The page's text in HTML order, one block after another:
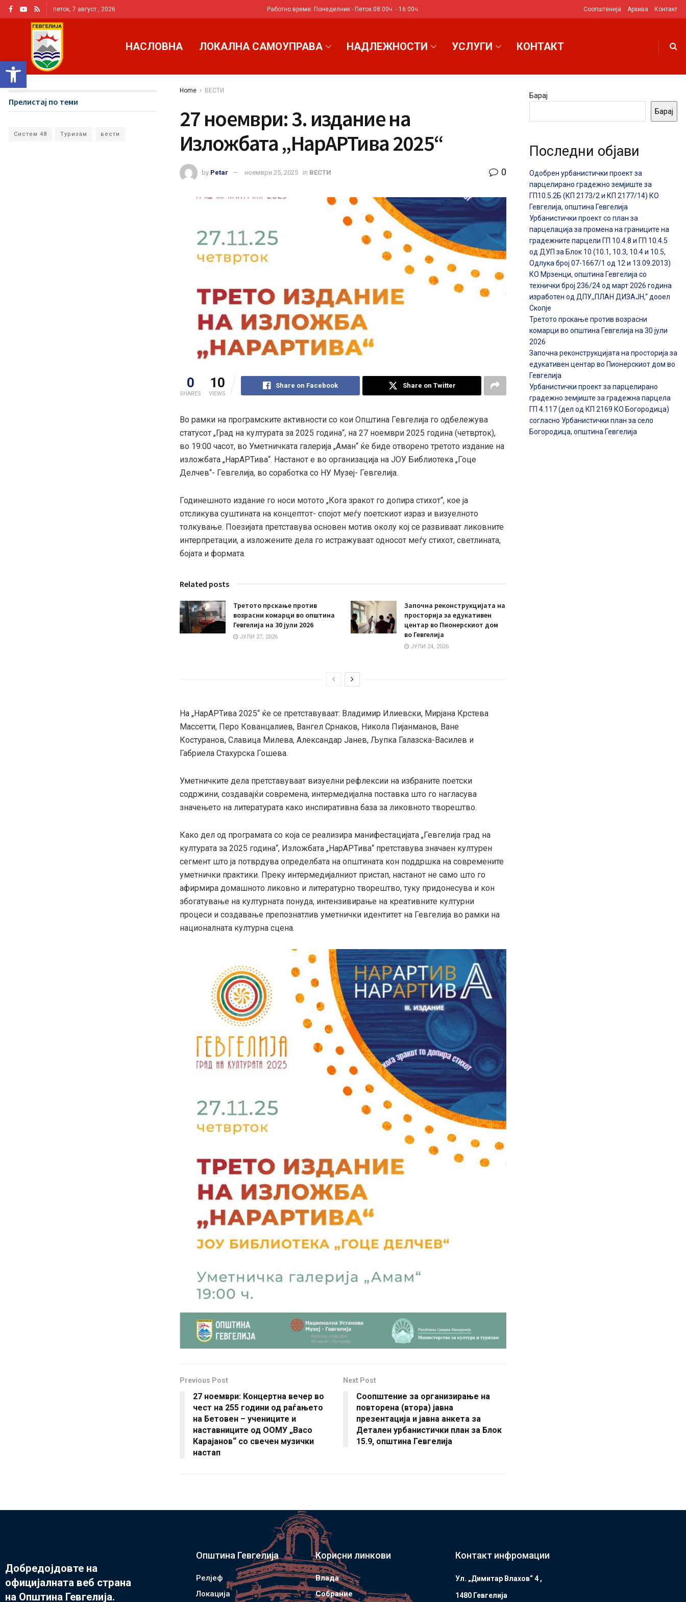
Open toolbar
петок, 7 август , 2026 Работно време: Понеделник - Петок 08:00ч. - 16:00ч. Соопштенија Архива Контакт
НАСЛОВНА ЛОКАЛНА САМОУПРАВА НАДЛЕЖНОСТИ УСЛУГИ КОНТАКТ
Home ВЕСТИ
27 ноември: 3. издание на
Изложбата „НарАРТива 2025“
by Petar ноември 25, 2025 in ВЕСТИ 0
0
SHARES
10
VIEWS
Share on Facebook Share on Twitter
Во рамки на програмските активности со кои Општина Гевгелија го одбележува
статусот „Град на културата за 2025 година“, на 27 ноември 2025 година (четврток),
во 19:00 часот, во Уметничката галерија „Аман“ ќе биде отворено третото издание на
изложбата „НарАРТива“. Настанот е во организација на ЈОУ Библиотека „Гоце
Делчев“- Гевгелија, во соработка со НУ Музеј- Гевгелија.
Годинешното издание го носи мотото „Кога зракот го допира стихот“, кое ја
отсликува суштината на концептот- спојот меѓу поетскиот израз и визуелното
толкување. Поезијата претставува основен мотив околу кој се развиваат ликовните
интерпретации, а изложените дела го истражуваат односот меѓу стихот, светлината,
бојата и формата.
Related posts
Третото прскање против
возрасни комарци во општина
Гевгелија на 30 јули 2026
ЈУЛИ 27, 2026
Започна реконструкцијата на
просторија за едукативен
центар во Пионерскиот дом
во Гевгелија
ЈУЛИ 24, 2026
На „НарАРТива 2025“ ќе се претставуваат: Владимир Илиевски, Мирјана Крстева
Массетти, Перо Кованцалиев, Вангел Срнаков, Никола Пијанманов, Ване
Костуранов, Славица Милева, Александар Јанев, Љупка Галазска-Василев и
Габриела Стахурска Гошева.
Уметничките дела претставуваат визуелни рефлексии на избраните поетски
содржини, создавајќи современа, интермедијална поставка што го нагласува
значењето на литературата како инспиративна база за ликовното творештво.
Како дел од програмата со која се реализира манифестацијата „Гевгелија град на
културата за 2025 година“, Изложбата „НарАРТива“ претставува значаен културен
сегмент што ја потврдува определбата на општината кон поддршка на современите
уметнички практики. Преку интермедијалниот пристап, настанот не само што го
афирмира домашното ликовно и литературно творештво, туку придонесува и кон
збогатување на културната понуда, интензивирање на креативните културни
процеси и создавање препознатлив уметнички идентитет на Гевгелија во рамки на
националната културна сцена.
Previous Post
27 ноември: Концертна вечер во
чест на 255 години од раѓањето
на Бетовен – учениците и
наставниците од ООМУ „Васо
Карајанов“ со свечен музички
настап
Next Post
Соопштение за организирање на
повторена (втора) јавна
презентација и јавна анкета за
Детален урбанистички план за Блок
15.9, општина Гевгелија
Прелистај по теми
Систем 48 Туризам вести
Барај
Барај
Последни објави
Одобрен урбанистички проект за
парцелирано градежно земјиште за
ГП10.5.2Б (КП 2173/2 и КП 2177/14) КО
Гевгелија, општина Гевгелија
Урбанистички проект со план за
парцелација за промена на границите на
градежните парцели ГП 10.4.8 и ГП 10.4.5
од ДУП за Блок 10 (10.1, 10.3, 10.4 и 10.5,
Одлука број 07-1667/1 од 12 и 13.09.2013)
КО Мрзенци, општина Гевгелија со
технички број 236/24 од март 2026 година
изработен од ДПУ,,ПЛАН ДИЗАЈН,“ дооел
Скопје
Третото прскање против возрасни
комарци во општина Гевгелија на 30 јули
2026
Започна реконструкцијата на просторија за
едукативен центар во Пионерскиот дом во
Гевгелија
Урбанистички проект за парцелирано
градежно земјиште за градежна парцела
ГП 4.117 (дел од КП 2169 КО Богородица)
согласно Урбанистички план за село
Богородица, општина Гевгелија
Добредојдовте на
официјалната веб страна
на Општина Гевгелија.
Општина Гевгелија
Релјеф
Локација
Корисни линкови
Влада
Собрание
Контакт инфромации
Ул. „Димитар Влахов“ 4 ,
1480 Гевгелијa